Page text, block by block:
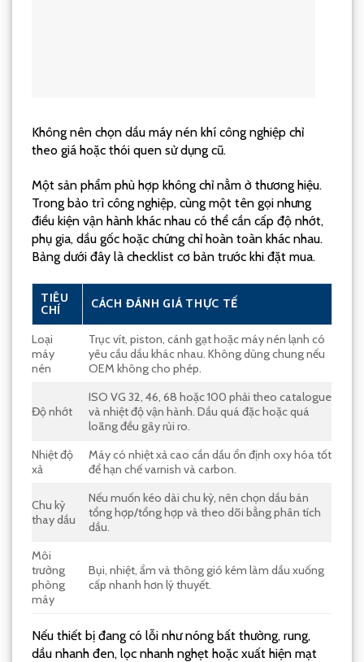
Không nên chọn dầu máy nén khí công nghiệp chỉ
theo giá hoặc thói quen sử dụng cũ.
Một sản phẩm phù hợp không chỉ nằm ở thương hiệu.
Trong bảo trì công nghiệp, cùng một tên gọi nhưng
điều kiện vận hành khác nhau có thể cần cấp độ nhớt,
phụ gia, dầu gốc hoặc chứng chỉ hoàn toàn khác nhau.
Bảng dưới đây là checklist cơ bản trước khi đặt mua.
TIÊU
CHÍ
CÁCH ĐÁNH GIÁ THỰC TẾ
Loại
máy
nén
Trục vít, piston, cánh gạt hoặc máy nén lạnh có
yêu cầu dầu khác nhau. Không dùng chung nếu
OEM không cho phép.
Độ nhớt
ISO VG 32, 46, 68 hoặc 100 phải theo catalogue
và nhiệt độ vận hành. Dầu quá đặc hoặc quá
loãng đều gây rủi ro.
Nhiệt độ
xả
Máy có nhiệt xả cao cần dầu ổn định oxy hóa tốt
để hạn chế varnish và carbon.
Chu kỳ
thay dầu
Nếu muốn kéo dài chu kỳ, nên chọn dầu bán
tổng hợp/tổng hợp và theo dõi bằng phân tích
dầu.
Môi
trường
phòng
máy
Bụi, nhiệt, ẩm và thông gió kém làm dầu xuống
cấp nhanh hơn lý thuyết.
Nếu thiết bị đang có lỗi như nóng bất thường, rung,
dầu nhanh đen, lọc nhanh nghẹt hoặc xuất hiện mạt